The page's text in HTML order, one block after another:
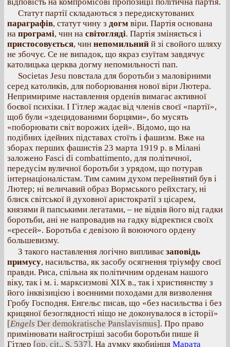
Статут партії складаються з передискутованих
параграфів, статут чину з догм віри. Партія основана
на програмі, чин на світогляді. Партія зміняється і
пристосовується, чин непомильний й зі свойого шляху
не збочує. Се не випадок, що якраз єзуїтам завдячує
католицька церква догму непомильності пап.
Societas Jesu повстала для боротьби з маловірними
серед католиків, для поборювання нової віри Лютера.
Непримириме наставлення орденів вимагає активної
боєвої психіки. І Гітлер жадає від членів своєї «партії»,
щоб були «здецидованими борцями», бо мусять
«поборювати світ ворожих ідей». Відомо, що на
подібних ідейних підставах стоїть і фашизм. Вже на
зборах перших фашистів 23 марта 1919 р. в Мілані
заложено Fasci di combattimento, для політичної,
передусім вуличної боротьби з урядом, що потурав
інтернаціоналістам. Тим самим духом перейнятий був і
Лютер; ні величавий образ Вормського рейхстагу, ні
блиск світської й духовної аристократії з цісарем,
князями й папськими легатами, – не відвів його від гадки
боротьби, ані не напровадив на гадку відректися своїх
«єресей». Боротьба є девізою й воюючого ордену
большевизму.
З такого наставлення логічно випливає заповідь
примусу, насильства, як засобу осягнення тріумфу своєї
правди. Риса, спільна як політичним орденам нашого
віку, так і м. і. марксизмові XIX в., так і християнству з
його інквізицією і воєнними походами для визволення
Гробу Господня. Енгельс писав, що «без насильства і без
крицяної безоглядності ніщо не доконувалося в історії»
[Engels Der demokratische Panslavismus]. Про право
примінювати найгостріші засоби боротьби пише й
Гітлер [op. cit., S. 537]. На думку якобиінця Марата